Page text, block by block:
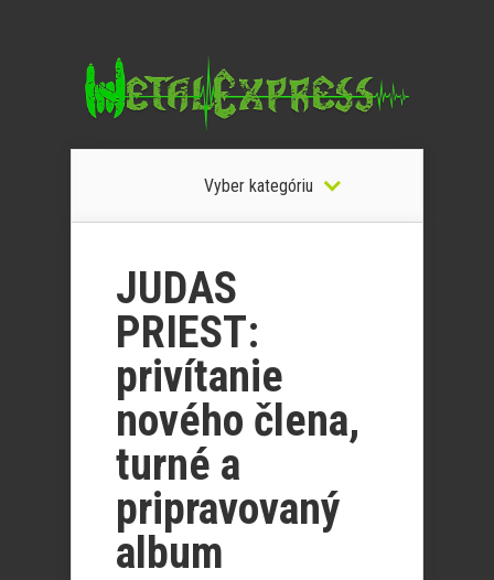
Vyber kategóriu
JUDAS
PRIEST:
privítanie
nového člena,
turné a
pripravovaný
album